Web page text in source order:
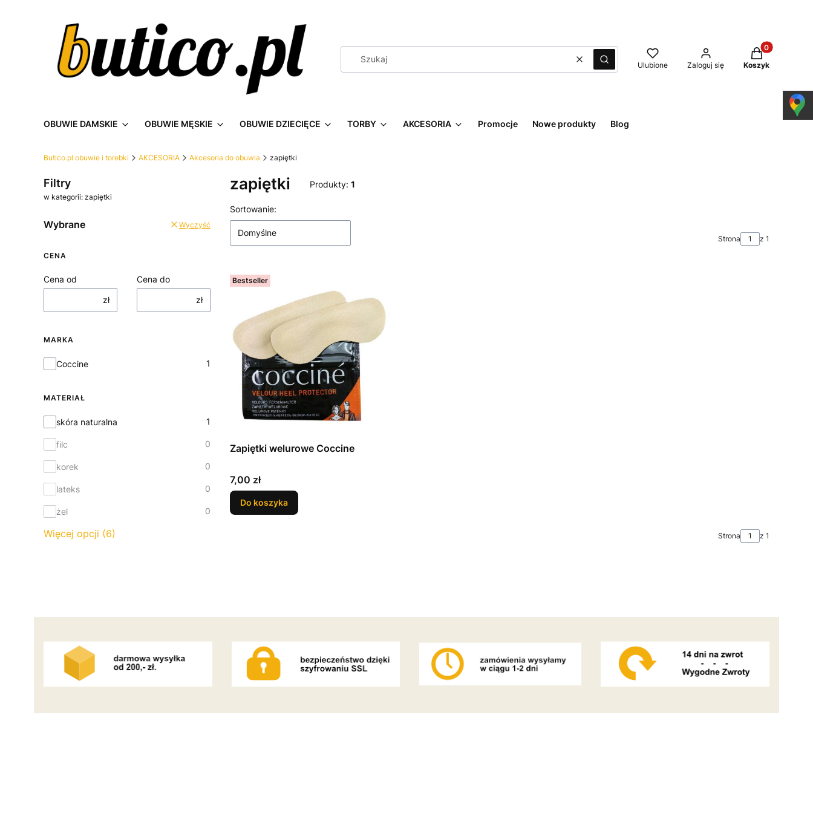
WyczyśćSzukaj Ulubione Zaloguj się
Produkty w
Koszyk
OBUWIE DAMSKIE OBUWIE MĘSKIE OBUWIE DZIECIĘCE TORBY AKCESORIA Promocje Nowe produkty Blog
Butico.pl obuwie i torebki AKCESORIA Akcesoria do obuwia zapiętki
Filtry
w kategorii: zapiętki
Wybrane Wyczyść
CENA
Cena od
zł
Cena do
zł
MARKA
Marka
Coccine 1
MATERIAŁ
Materiał
skóra naturalna 1
filc 0
korek 0
lateks 0
żel 0
Więcej opcji (6)
zapiętki Produkty: 1
Lista produktów
Sortowanie:
Domyślne
Strona z 1
Bestseller
Zapiętki welurowe Coccine
Cena
7,00 zł
Do koszyka
Strona z 1